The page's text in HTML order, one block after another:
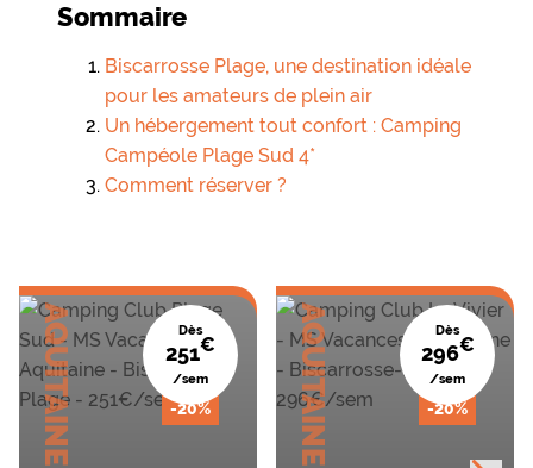
Sommaire
Biscarrosse Plage, une destination idéale
pour les amateurs de plein air
Un hébergement tout confort : Camping
Campéole Plage Sud 4*
Comment réserver ?
AQUITAINE Dès
251€
/sem
-20% AQUITAINE Dès
296€
/sem
-20%